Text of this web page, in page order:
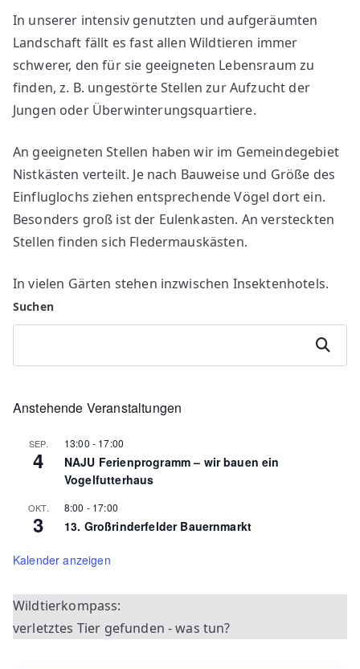
In unserer intensiv genutzten und aufgeräumten
Landschaft fällt es fast allen Wildtieren immer
schwerer, den für sie geeigneten Lebensraum zu
finden, z. B. ungestörte Stellen zur Aufzucht der
Jungen oder Überwinterungsquartiere.
An geeigneten Stellen haben wir im Gemeindegebiet
Nistkästen verteilt. Je nach Bauweise und Größe des
Einfluglochs ziehen entsprechende Vögel dort ein.
Besonders groß ist der Eulenkasten. An versteckten
Stellen finden sich Fledermauskästen.
In vielen Gärten stehen inzwischen Insektenhotels.
Suchen
Suchen
Anstehende Veranstaltungen
SEP.
4
13:00 - 17:00
NAJU Ferienprogramm – wir bauen ein
Vogelfutterhaus
OKT.
3
8:00 - 17:00
13. Großrinderfelder Bauernmarkt
Kalender anzeigen
Wildtierkompass:
verletztes Tier gefunden - was tun?